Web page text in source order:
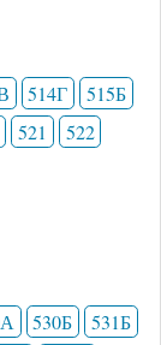
514Г
515Б
521
522
530Б
531Б